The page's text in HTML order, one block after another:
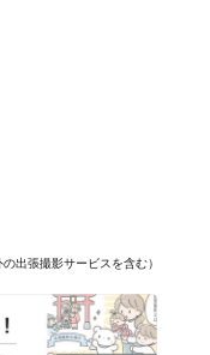
出張撮影サービスを含む）